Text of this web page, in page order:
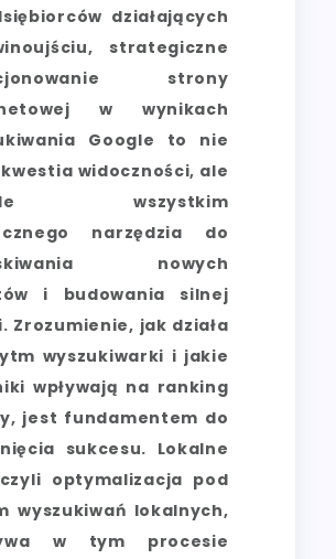
działających
strategiczne
strony
w wynikach
Google to nie
widoczności, ale
wszystkim
narzędzia do
nowych
i budowania silnej
Zrozumienie, jak działa
wyszukiwarki i jakie
wpływają na ranking
jest fundamentem do
sukcesu. Lokalne
czyli optymalizacja pod
wyszukiwań lokalnych,
w tym procesie